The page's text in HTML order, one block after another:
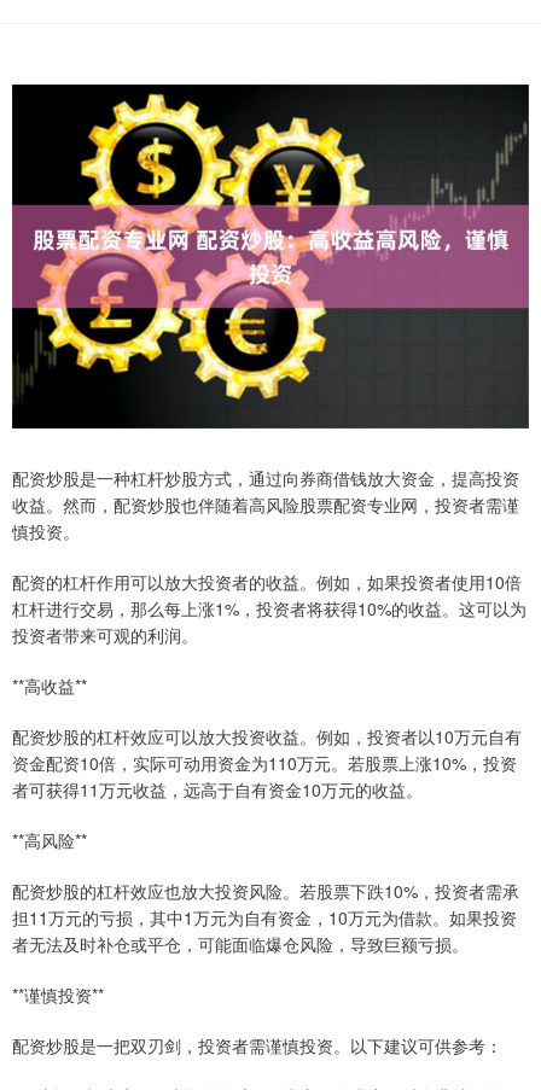
配资炒股是一种杠杆炒股方式，通过向券商借钱放大资金，提高投资
收益。然而，配资炒股也伴随着高风险股票配资专业网，投资者需谨
慎投资。
配资的杠杆作用可以放大投资者的收益。例如，如果投资者使用10倍
杠杆进行交易，那么每上涨1%，投资者将获得10%的收益。这可以为
投资者带来可观的利润。
**高收益**
配资炒股的杠杆效应可以放大投资收益。例如，投资者以10万元自有
资金配资10倍，实际可动用资金为110万元。若股票上涨10%，投资
者可获得11万元收益，远高于自有资金10万元的收益。
**高风险**
配资炒股的杠杆效应也放大投资风险。若股票下跌10%，投资者需承
担11万元的亏损，其中1万元为自有资金，10万元为借款。如果投资
者无法及时补仓或平仓，可能面临爆仓风险，导致巨额亏损。
**谨慎投资**
配资炒股是一把双刃剑，投资者需谨慎投资。以下建议可供参考：